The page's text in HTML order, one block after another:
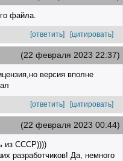
файла.
[ответить] [цитировать]
(22 февраля 2023 22:37)
версия вполне
[ответить] [цитировать]
(22 февраля 2023 00:44)
из СССР))))
разработчиков! Да, немного